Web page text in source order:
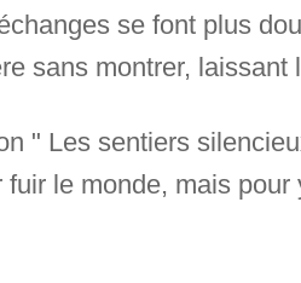
se font plus
sans montrer, laissant
" Les sentiers
le monde, mais